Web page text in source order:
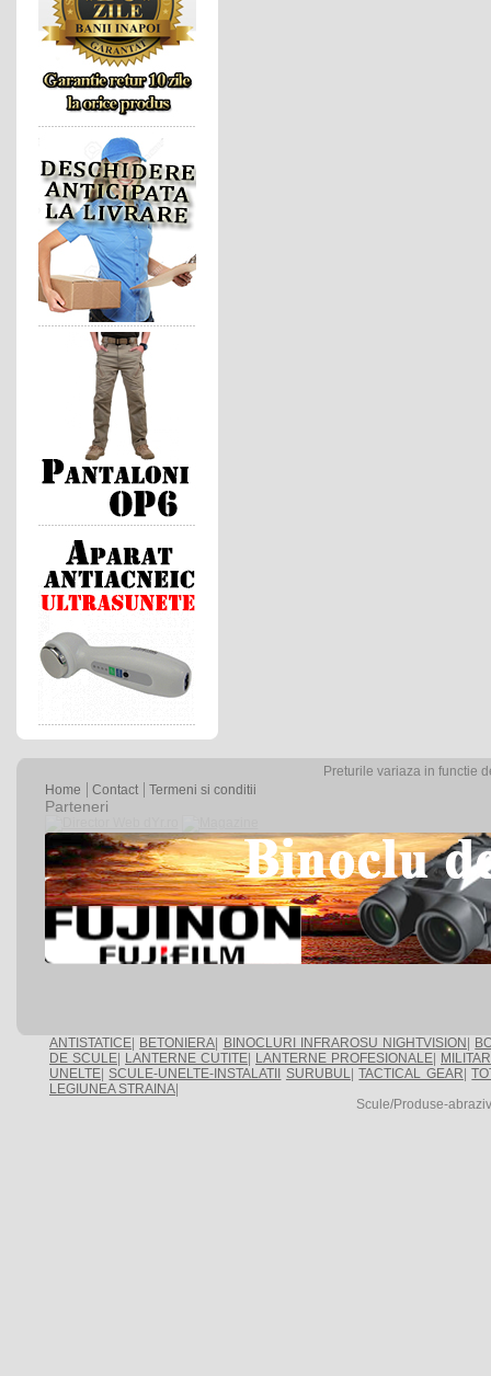
Preturile variaza in functie
Home
Contact Termeni si conditii
Parteneri
ANTISTATICE BETONIERA BINOCLURI INFRAROSU NIGHTVISION
DE SCULE
LANTERNE CUTITE LANTERNE PROFESIONALE
UNELTE SCULE-UNELTE-INSTALATII SURUBUL|TACTICAL GEAR |
LEGIUNEA STRAINA
Scule/Produse-